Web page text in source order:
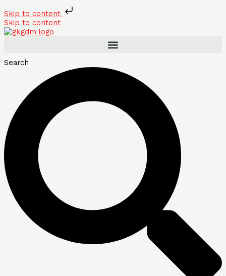
Skip to content
Skip to content
Search